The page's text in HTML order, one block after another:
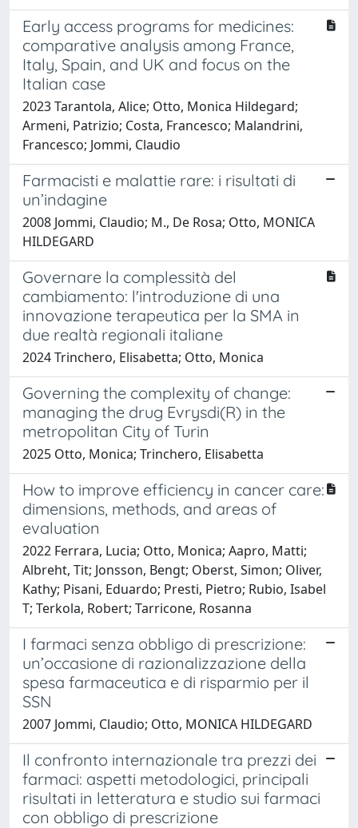
Early access programs for medicines:
comparative analysis among France,
Italy, Spain, and UK and focus on the
Italian case
2023 Tarantola, Alice; Otto, Monica Hildegard;
Armeni, Patrizio; Costa, Francesco; Malandrini,
Francesco; Jommi, Claudio
Farmacisti e malattie rare: i risultati di
un’indagine
2008 Jommi, Claudio; M., De Rosa; Otto, MONICA
HILDEGARD
Governare la complessità del
cambiamento: l'introduzione di una
innovazione terapeutica per la SMA in
due realtà regionali italiane
2024 Trinchero, Elisabetta; Otto, Monica
Governing the complexity of change:
managing the drug Evrysdi(R) in the
metropolitan City of Turin
2025 Otto, Monica; Trinchero, Elisabetta
How to improve efficiency in cancer care:
dimensions, methods, and areas of
evaluation
2022 Ferrara, Lucia; Otto, Monica; Aapro, Matti;
Albreht, Tit; Jonsson, Bengt; Oberst, Simon; Oliver,
Kathy; Pisani, Eduardo; Presti, Pietro; Rubio, Isabel
T; Terkola, Robert; Tarricone, Rosanna
I farmaci senza obbligo di prescrizione:
un’occasione di razionalizzazione della
spesa farmaceutica e di risparmio per il
SSN
2007 Jommi, Claudio; Otto, MONICA HILDEGARD
Il confronto internazionale tra prezzi dei
farmaci: aspetti metodologici, principali
risultati in letteratura e studio sui farmaci
con obbligo di prescrizione